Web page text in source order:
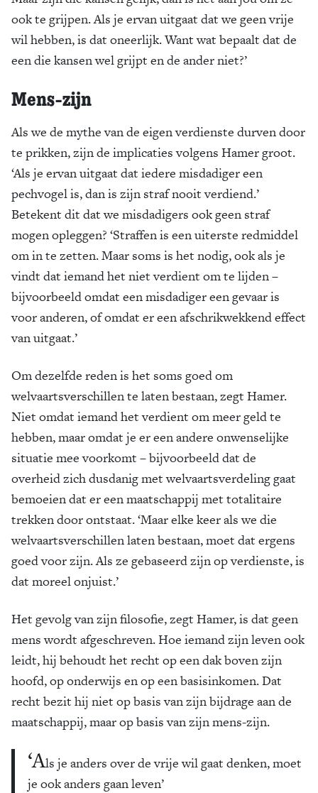
ook te grijpen. Als je ervan uitgaat dat we geen vrije
wil hebben, is dat oneerlijk. Want wat bepaalt dat de
een die kansen wel grijpt en de ander niet?’
Mens-zijn
Als we de mythe van de eigen verdienste durven door
te prikken, zijn de implicaties volgens Hamer groot.
‘Als je ervan uitgaat dat iedere misdadiger een
pechvogel is, dan is zijn straf nooit verdiend.’
Betekent dit dat we misdadigers ook geen straf
mogen opleggen? ‘Straffen is een uiterste redmiddel
om in te zetten. Maar soms is het nodig, ook als je
vindt dat iemand het niet verdient om te lijden –
bijvoorbeeld omdat een misdadiger een gevaar is
voor anderen, of omdat er een afschrikwekkend effect
van uitgaat.’
Om dezelfde reden is het soms goed om
welvaartsverschillen te ­laten bestaan, zegt Hamer.
Niet omdat ­iemand het verdient om meer geld te
hebben, maar omdat je er een andere ­onwenselijke
situatie mee voorkomt – bijvoorbeeld dat de
overheid zich dusdanig met welvaartsverdeling gaat
bemoeien dat er een maatschappij met totalitaire
trekken door ontstaat. ‘Maar elke keer als we die
welvaartsverschillen laten bestaan, moet dat ergens
goed voor zijn. Als ze gebaseerd zijn op verdienste, is
dat moreel onjuist.’
Het gevolg van zijn filosofie, zegt ­Hamer, is dat geen
mens wordt afgeschreven. Hoe iemand zijn leven ook
leidt, hij behoudt het recht op een dak boven zijn
hoofd, op onderwijs en op een basisinkomen. Dat
recht bezit hij niet op basis van zijn bijdrage aan de
maatschappij, maar op basis van zijn mens-zijn.
‘Als je anders over de vrije wil gaat denken, moet
je ook anders gaan leven’